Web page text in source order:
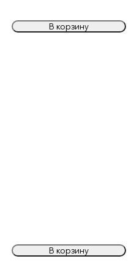
В корзину
В корзину